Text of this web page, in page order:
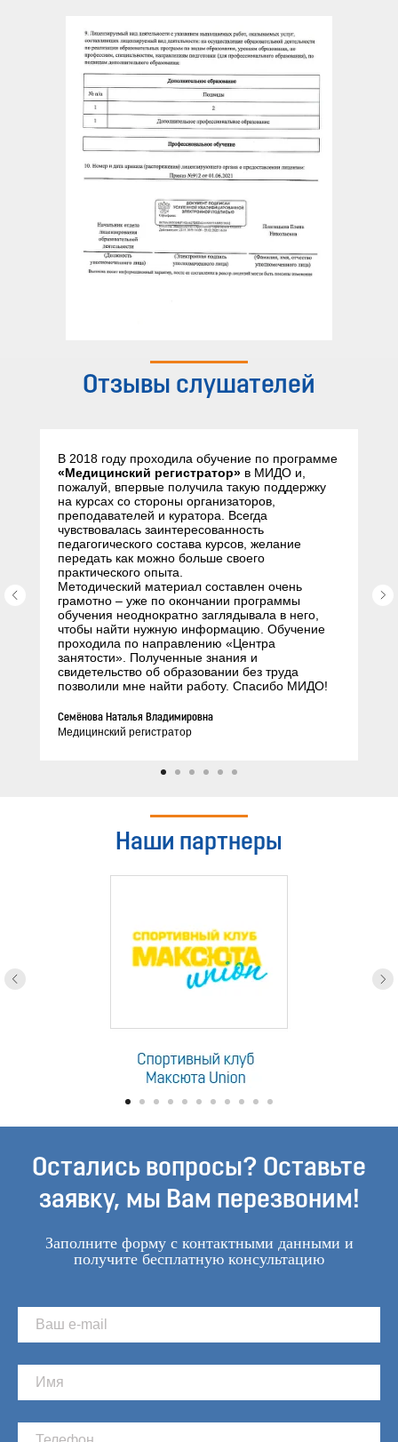
Отзывы слушателей
В 2018 году проходила обучение по программе
«Медицинский регистратор» в МИДО и,
пожалуй, впервые получила такую поддержку
на курсах со стороны организаторов,
преподавателей и куратора. Всегда
чувствовалась заинтересованность
педагогического состава курсов, желание
передать как можно больше своего
практического опыта.
Методический материал составлен очень
грамотно – уже по окончании программы
обучения неоднократно заглядывала в него,
чтобы найти нужную информацию. Обучение
проходила по направлению «Центра
занятости». Полученные знания и
свидетельство об образовании без труда
позволили мне найти работу. Спасибо МИДО!
Семёнова Наталья Владимировна
Медицинский регистратор
Наши партнеры
Остались вопросы? Оставьте
заявку, мы Вам перезвоним!
Заполните форму с контактными данными и
получите бесплатную консультацию